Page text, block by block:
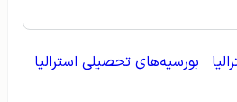
بورسیه‌های تحصیلی استرالیا